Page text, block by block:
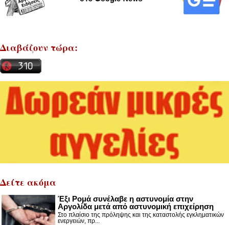
Διαβάζουν τώρα:
Δείτε ακόμα
Έξι Ρομά συνέλαβε η αστυνομία στην
Αργολίδα μετά από αστυνομική επιχείρηση
Στο πλαίσιο της πρόληψης και της καταστολής εγκληματικών
ενεργειών, πρ...